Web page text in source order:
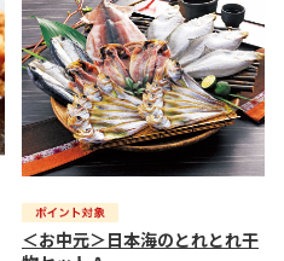
＜お中元＞日本海のとれとれ干